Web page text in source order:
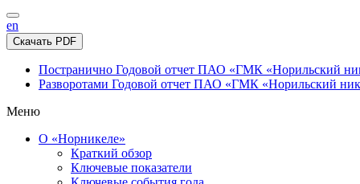
en
Скачать PDF
Постранично Годовой отчет ПАО «ГМК «Норильский
Разворотами Годовой отчет ПАО «ГМК «Норильский
Меню
О «Норникеле»
Краткий обзор
Ключевые показатели